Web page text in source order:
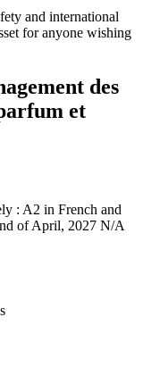
and international
for anyone wishing
des
et
: A2 in French and
of April, 2027 N/A